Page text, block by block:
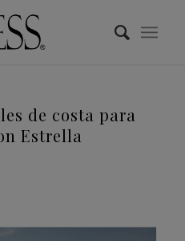
de costa para
Estrella